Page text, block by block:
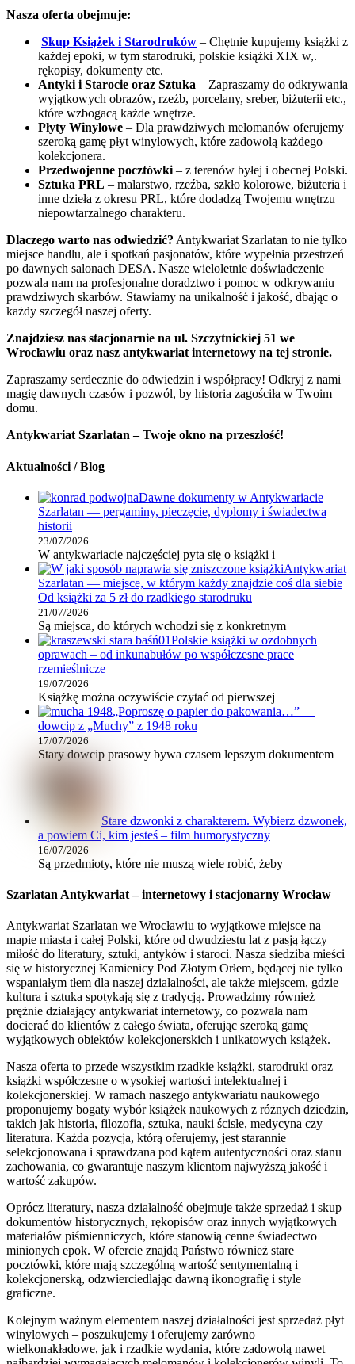
Nasza oferta obejmuje:
Skup Książek i Starodruków – Chętnie kupujemy książki z
każdej epoki, w tym starodruki, polskie książki XIX w,.
rękopisy, dokumenty etc.
Antyki i Starocie oraz Sztuka – Zapraszamy do odkrywania
wyjątkowych obrazów, rzeźb, porcelany, sreber, biżuterii etc.,
które wzbogacą każde wnętrze.
Płyty Winylowe – Dla prawdziwych melomanów oferujemy
szeroką gamę płyt winylowych, które zadowolą każdego
kolekcjonera.
Przedwojenne pocztówki– z terenów byłej i obecnej Polski.
Sztuka PRL – malarstwo, rzeźba, szkło kolorowe, biżuteria i
inne dzieła z okresu PRL, które dodadzą Twojemu wnętrzu
niepowtarzalnego charakteru.
Dlaczego warto nas odwiedzić? Antykwariat Szarlatan to nie tylko
miejsce handlu, ale i spotkań pasjonatów, które wypełnia przestrzeń
po dawnych salonach DESA. Nasze wieloletnie doświadczenie
pozwala nam na profesjonalne doradztwo i pomoc w odkrywaniu
prawdziwych skarbów. Stawiamy na unikalność i jakość, dbając o
każdy szczegół naszej oferty.
Znajdziesz nas stacjonarnie na ul. Szczytnickiej 51 we
Wrocławiu oraz nasz antykwariat internetowy na tej stronie.
Zapraszamy serdecznie do odwiedzin i współpracy! Odkryj z nami
magię dawnych czasów i pozwól, by historia zagościła w Twoim
domu.
Antykwariat Szarlatan – Twoje okno na przeszłość!
Aktualności / Blog
Dawne dokumenty w Antykwariacie
Szarlatan — pergaminy, pieczęcie, dyplomy i świadectwa
historii
23/07/2026
W antykwariacie najczęściej pyta się o książki i
Antykwariat
Szarlatan — miejsce, w którym każdy znajdzie coś dla siebie
Od książki za 5 zł do rzadkiego starodruku
21/07/2026
Są miejsca, do których wchodzi się z konkretnym
Polskie książki w ozdobnych
oprawach – od inkunabułów po współczesne prace
rzemieślnicze
19/07/2026
Książkę można oczywiście czytać od pierwszej
„Poproszę o papier do pakowania…” —
dowcip z „Muchy” z 1948 roku
17/07/2026
Stary dowcip prasowy bywa czasem lepszym dokumentem
Stare dzwonki z charakterem. Wybierz dzwonek,
a powiem Ci, kim jesteś – film humorystyczny
16/07/2026
Są przedmioty, które nie muszą wiele robić, żeby
Szarlatan Antykwariat – internetowy i stacjonarny Wrocław
Antykwariat Szarlatan we Wrocławiu to wyjątkowe miejsce na
mapie miasta i całej Polski, które od dwudziestu lat z pasją łączy
miłość do literatury, sztuki, antyków i staroci. Nasza siedziba mieści
się w historycznej Kamienicy Pod Złotym Orłem, będącej nie tylko
wspaniałym tłem dla naszej działalności, ale także miejscem, gdzie
kultura i sztuka spotykają się z tradycją. Prowadzimy również
prężnie działający antykwariat internetowy, co pozwala nam
docierać do klientów z całego świata, oferując szeroką gamę
wyjątkowych obiektów kolekcjonerskich i unikatowych książek.
Nasza oferta to przede wszystkim rzadkie książki, starodruki oraz
książki współczesne o wysokiej wartości intelektualnej i
kolekcjonerskiej. W ramach naszego antykwariatu naukowego
proponujemy bogaty wybór książek naukowych z różnych dziedzin,
takich jak historia, filozofia, sztuka, nauki ścisłe, medycyna czy
literatura. Każda pozycja, którą oferujemy, jest starannie
selekcjonowana i sprawdzana pod kątem autentyczności oraz stanu
zachowania, co gwarantuje naszym klientom najwyższą jakość i
wartość zakupów.
Oprócz literatury, nasza działalność obejmuje także sprzedaż i skup
dokumentów historycznych, rękopisów oraz innych wyjątkowych
materiałów piśmienniczych, które stanowią cenne świadectwo
minionych epok. W ofercie znajdą Państwo również stare
pocztówki, które mają szczególną wartość sentymentalną i
kolekcjonerską, odzwierciedlając dawną ikonografię i style
graficzne.
Kolejnym ważnym elementem naszej działalności jest sprzedaż płyt
winylowych – poszukujemy i oferujemy zarówno
wielkonakładowe, jak i rzadkie wydania, które zadowolą nawet